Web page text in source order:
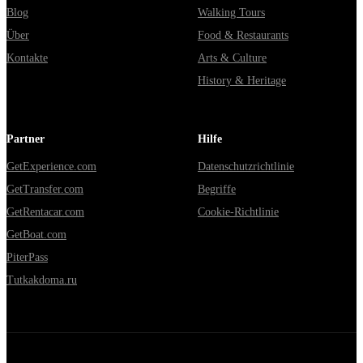
Blog
Über
Kontakte
Walking Tours
Food & Restaurants
Arts & Culture
History & Heritage
Partner
GetExperience.com
GetTransfer.com
GetRentacar.com
GetBoat.com
PiterPass
Tutkakdoma.ru
Hilfe
Datenschutzrichtlinie
Begriffe
Cookie-Richtlinie